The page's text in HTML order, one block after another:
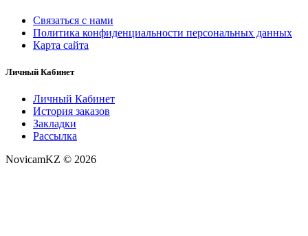
Связаться с нами
Политика конфиденциальности персональных данных
Карта сайта
Личный Кабинет
Личный Кабинет
История заказов
Закладки
Рассылка
NovicamKZ © 2026